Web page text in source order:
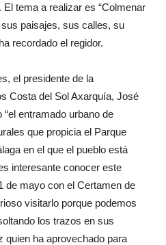
tema a realizar es “Colmenar
paisajes, sus calles, su
recordado el regidor.
el presidente de la
Costa del Sol Axarquía, José
entramado urbano de
que propicia el Parque
en el que el pueblo está
interesante conocer este
de mayo con el Certamen de
visitarlo porque podemos
los trazos en sus
quien ha aprovechado para